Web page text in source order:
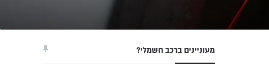
מעוניינים ברכב חשמלי?